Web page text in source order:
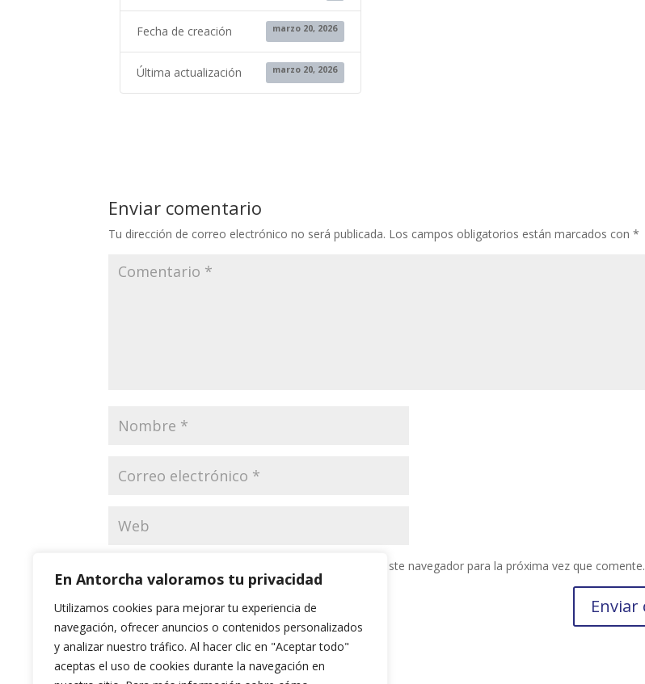
En Antorcha valoramos tu privacidad
Utilizamos cookies para mejorar tu experiencia de
navegación, ofrecer anuncios o contenidos personalizados
y analizar nuestro tráfico. Al hacer clic en "Aceptar todo"
aceptas el uso de cookies durante la navegación en
Fecha de creación marzo 20, 2026
Última actualización marzo 20, 2026
Enviar comentario
Tu dirección de correo electrónico no será publicada. Los campos obligatorios están marcados con*
Guarda mi nombre, correo electrónico y web en este navegador para la próxima vez que comente.